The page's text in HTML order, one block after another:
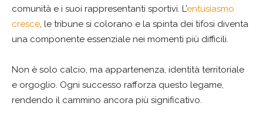
comunità e i suoi rappresentanti sportivi. L’entusiasmo
cresce, le tribune si colorano e la spinta dei tifosi diventa
una componente essenziale nei momenti più difficili.
Non è solo calcio, ma appartenenza, identità territoriale
e orgoglio. Ogni successo rafforza questo legame,
rendendo il cammino ancora più significativo.